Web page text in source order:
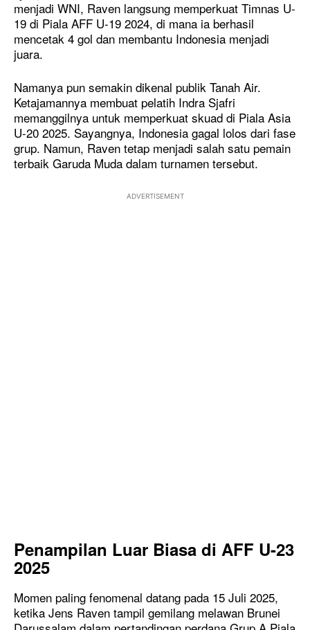
menjadi WNI, Raven langsung memperkuat Timnas U-
19 di Piala AFF U-19 2024, di mana ia berhasil
mencetak 4 gol dan membantu Indonesia menjadi
juara.
Namanya pun semakin dikenal publik Tanah Air.
Ketajamannya membuat pelatih Indra Sjafri
memanggilnya untuk memperkuat skuad di Piala Asia
U-20 2025. Sayangnya, Indonesia gagal lolos dari fase
grup. Namun, Raven tetap menjadi salah satu pemain
terbaik Garuda Muda dalam turnamen tersebut.
ADVERTISEMENT
Penampilan Luar Biasa di AFF U-23
2025
Momen paling fenomenal datang pada 15 Juli 2025,
ketika Jens Raven tampil gemilang melawan Brunei